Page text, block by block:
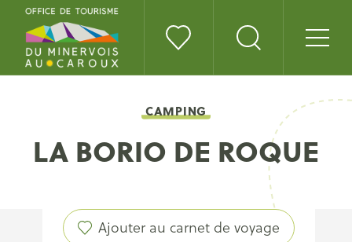
CAMPING
LA BORIO DE ROQUE
Ajouter au carnet de voyage